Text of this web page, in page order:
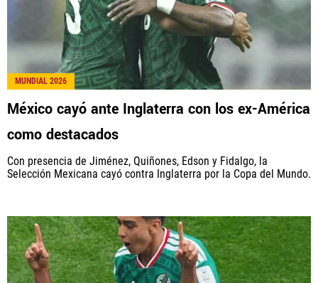
MUNDIAL 2026
México cayó ante Inglaterra con los ex-América
como destacados
Con presencia de Jiménez, Quiñones, Edson y Fidalgo, la
Selección Mexicana cayó contra Inglaterra por la Copa del Mundo.